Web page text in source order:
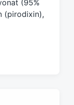
(95%
(pirodixin),